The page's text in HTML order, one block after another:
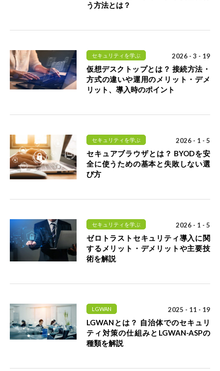
う方法とは？
セキュリティを学ぶ 2026 - 3 - 19
仮想デスクトップとは？ 接続方法・
方式の違いや運用のメリット・デメ
リット、導入時のポイント
セキュリティを学ぶ 2026 - 1 - 5
セキュアブラウザとは？ BYODを安
全に使うための基本と失敗しない選
び方
セキュリティを学ぶ 2026 - 1 - 5
ゼロトラストセキュリティ導入に関
するメリット・デメリットや主要技
術を解説
LGWAN 2025 - 11 - 19
LGWANとは？ 自治体でのセキュリ
ティ対策の仕組みとLGWAN-ASPの
種類を解説